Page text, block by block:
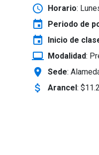
schedule Horario:
event Periodo de
event Inicio de
laptop_windows Modalidad:
location_on Sede:
attach_money Arancel: